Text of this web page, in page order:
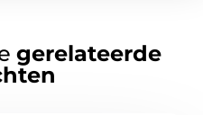
gerelateerde